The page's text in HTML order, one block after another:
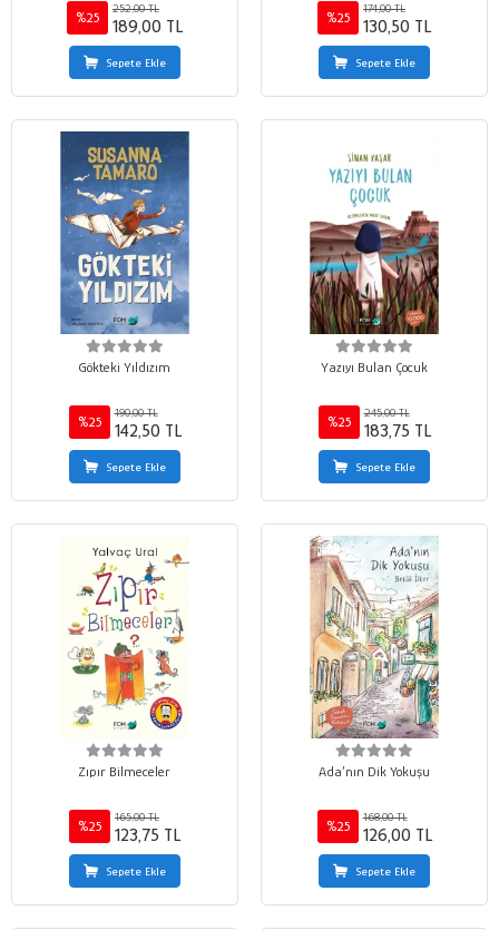
%25
252,00 TL
189,00 TL
Sepete Ekle
%25
174,00 TL
130,50 TL
Sepete Ekle
Gökteki Yıldızım
%25
190,00 TL
142,50 TL
Sepete Ekle
Yazıyı Bulan Çocuk
%25
245,00 TL
183,75 TL
Sepete Ekle
Zıpır Bilmeceler
%25
165,00 TL
123,75 TL
Sepete Ekle
Ada’nın Dik Yokuşu
%25
168,00 TL
126,00 TL
Sepete Ekle